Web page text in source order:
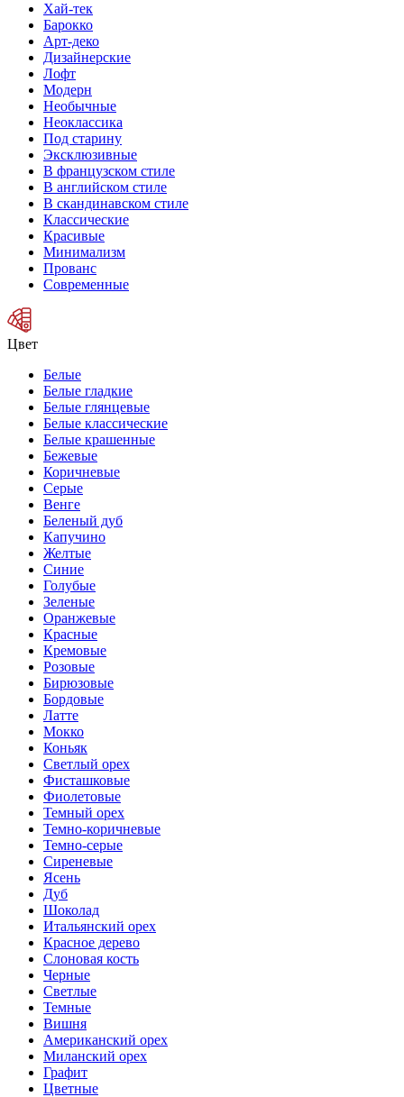
Хай-тек
Барокко
Арт-деко
Дизайнерские
Лофт
Модерн
Необычные
Неоклассика
Под старину
Эксклюзивные
В французском стиле
В английском стиле
В скандинавском стиле
Классические
Красивые
Минимализм
Прованс
Современные
Цвет
Белые
Белые гладкие
Белые глянцевые
Белые классические
Белые крашенные
Бежевые
Коричневые
Серые
Венге
Беленый дуб
Капучино
Желтые
Синие
Голубые
Зеленые
Оранжевые
Красные
Кремовые
Розовые
Бирюзовые
Бордовые
Латте
Мокко
Коньяк
Светлый орех
Фисташковые
Фиолетовые
Темный орех
Темно-коричневые
Темно-серые
Сиреневые
Ясень
Дуб
Шоколад
Итальянский орех
Красное дерево
Слоновая кость
Черные
Светлые
Темные
Вишня
Американский орех
Миланский орех
Графит
Цветные